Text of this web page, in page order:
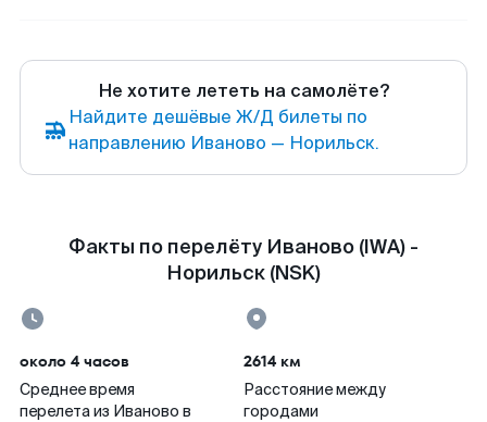
Не хотите лететь на самолёте?
Найдите дешёвые Ж/Д билеты по
направлению Иваново — Норильск.
Факты по перелёту Иваново (IWA) -
Норильск (NSK)
около 4 часов
Среднее время
перелета из Иваново в
2614 км
Расстояние между
городами